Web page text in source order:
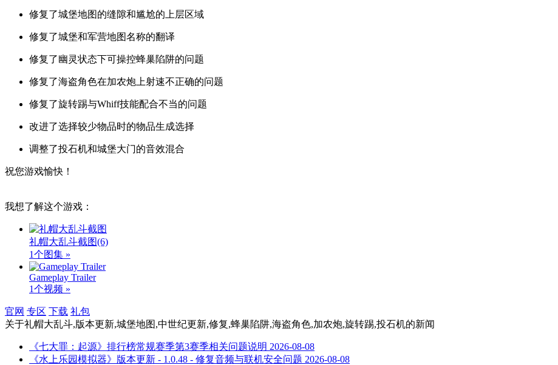
修复了城堡地图的缝隙和尴尬的上层区域
修复了城堡和军营地图名称的翻译
修复了幽灵状态下可操控蜂巢陷阱的问题
修复了海盗角色在加农炮上射速不正确的问题
修复了旋转踢与Whiff技能配合不当的问题
改进了选择较少物品时的物品生成选择
调整了投石机和城堡大门的音效混合
祝您游戏愉快！
我想了解这个游戏：
礼帽大乱斗截图(6)
1个图集 »
Gameplay Trailer
1个视频 »
官网 专区 下载 礼包
关于礼帽大乱斗,版本更新,城堡地图,中世纪更新,修复,蜂巢陷阱,海盗角色,加农炮,旋转踢,投石机的新闻
《七大罪：起源》排行榜常规赛季第3赛季相关问题说明 2026-08-08
《水上乐园模拟器》版本更新 - 1.0.48 - 修复音频与联机安全问题 2026-08-08